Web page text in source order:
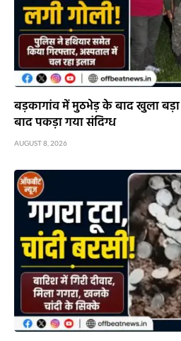
बड़कागांव में मुठभेड़ के बाद खुला
बाद पकड़ा गया संदिग्ध
AUGUST 8, 2026